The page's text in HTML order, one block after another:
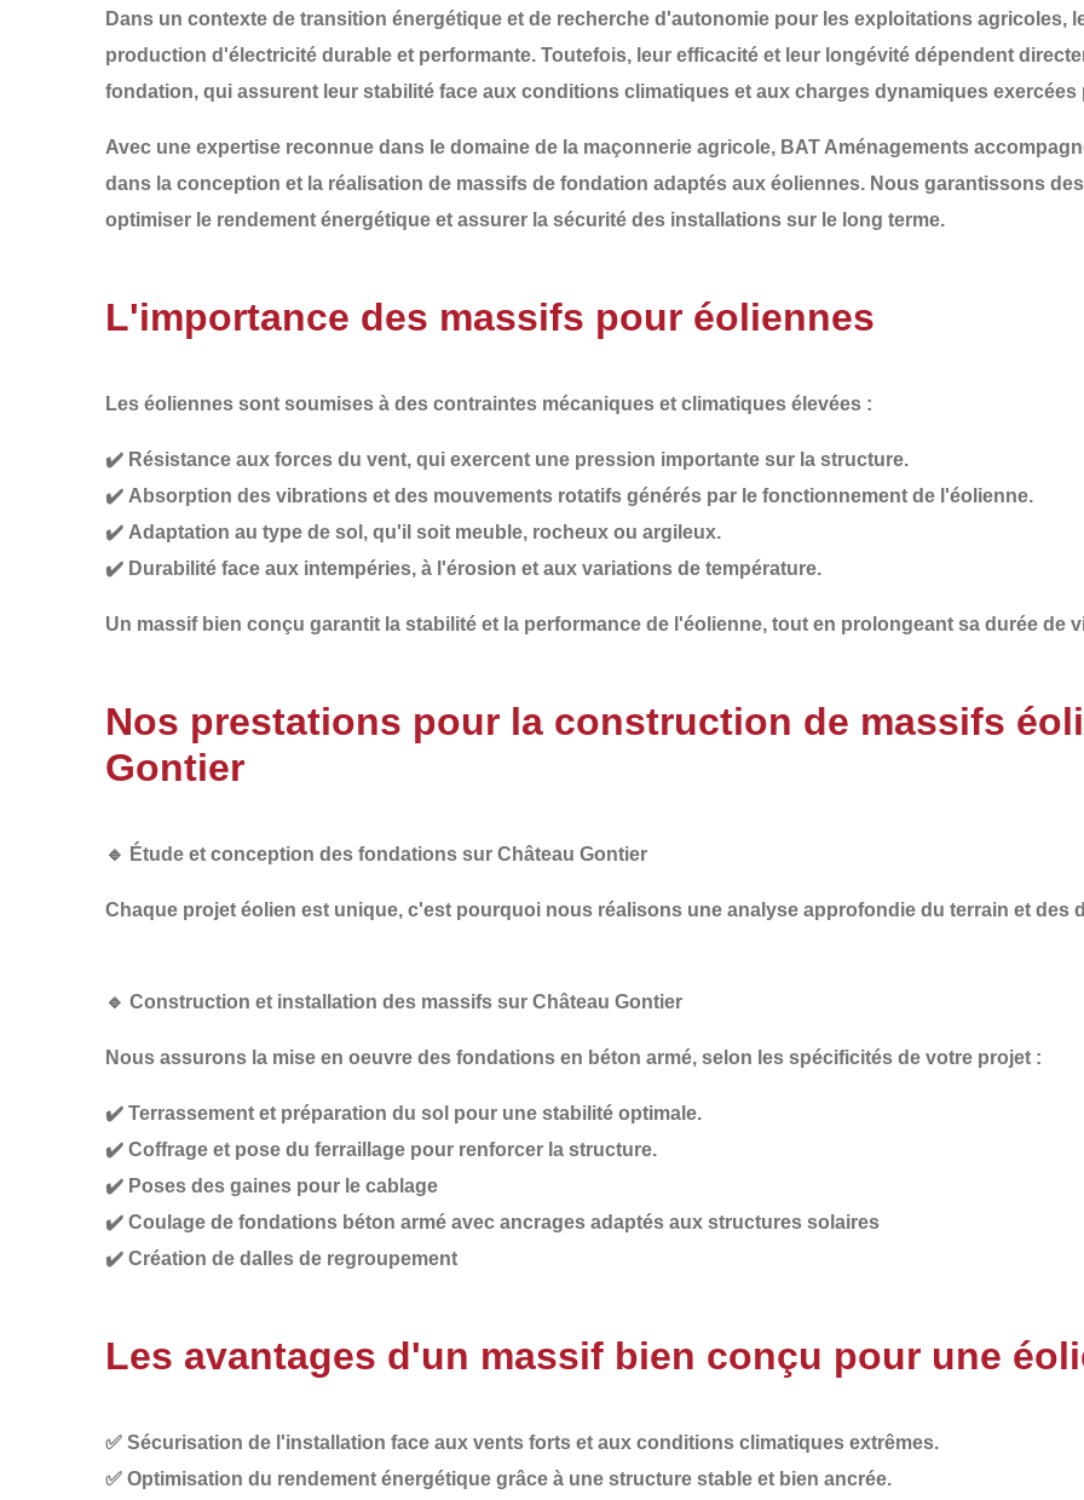
Dans un contexte de transition énergétique et de recherche d'autonomie pour les exploitations agricoles,
production d'électricité durable et performante. Toutefois, leur efficacité et leur longévité dépendent
fondation, qui assurent leur stabilité face aux conditions climatiques et aux charges dynamiques exercées
Avec une expertise reconnue dans le domaine de la maçonnerie agricole, BAT Aménagements
dans la conception et la réalisation de massifs de fondation adaptés aux éoliennes. Nous garantissons
optimiser le rendement énergétique et assurer la sécurité des installations sur le long terme.
L'importance des massifs pour éoliennes
Les éoliennes sont soumises à des contraintes mécaniques et climatiques élevées :
✔️ Résistance aux forces du vent, qui exercent une pression importante sur la structure.
✔️ Absorption des vibrations et des mouvements rotatifs générés par le fonctionnement de l'éolienne.
✔️ Adaptation au type de sol , qu'il soit meuble, rocheux ou argileux.
✔️ Durabilité face aux intempéries, à l'érosion et aux variations de température.
Un massif bien conçu garantit la stabilité et la performance de l'éolienne, tout en prolongeant sa durée de
Nos prestations pour la construction de massifs
Gontier
🔹 Étude et conception des fondations sur Château Gontier
Chaque projet éolien est unique, c'est pourquoi nous réalisons une analyse approfondie du terrain et des
🔹 Construction et installation des massifs sur Château Gontier
Nous assurons la mise en oeuvre des fondations en béton armé, selon les spécificités de votre projet :
✔️ Terrassement et préparation du sol pour une stabilité optimale.
✔️ Coffrage et pose du ferraillage pour renforcer la structure.
✔️ Poses des gaines pour le cablage
✔️ Coulage de fondations béton armé avec ancrages adaptés aux structures solaires
✔️ Création de dalles de regroupement
Les avantages d'un massif bien conçu pour une
✅ Sécurisation de l'installation face aux vents forts et aux conditions climatiques extrêmes.
✅ Optimisation du rendement énergétique grâce à une structure stable et bien ancrée.